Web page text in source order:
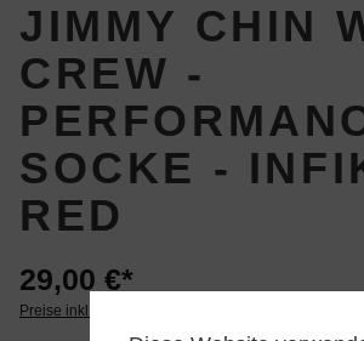
JIMMY CHIN
CREW -
SOCKE -
RED
29,00 €*
Preise inkl. MwSt. zzgl. Versandkosten